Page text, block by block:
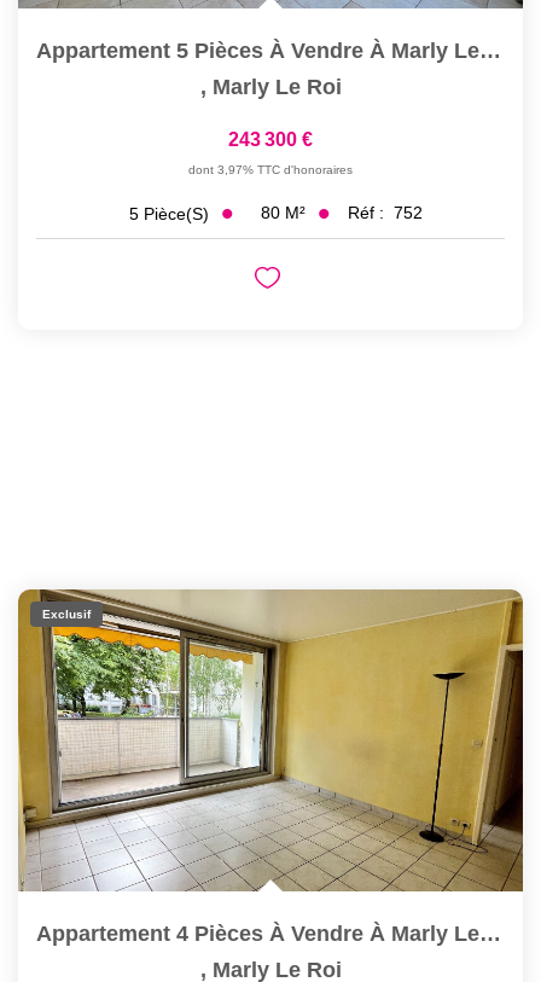
Appartement 5 Pièces À Vendre À Marly Le Roi - Centre...
, Marly Le Roi
243 300 €
dont 3,97% TTC d'honoraires
5 Pièce(s) 80 M² Réf : 752
Exclusif
Appartement 4 Pièces À Vendre À Marly Le Roi - Centre...
, Marly Le Roi